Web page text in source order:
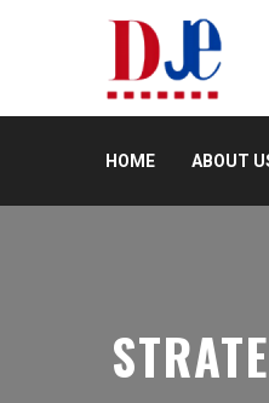
HOME ABOUT